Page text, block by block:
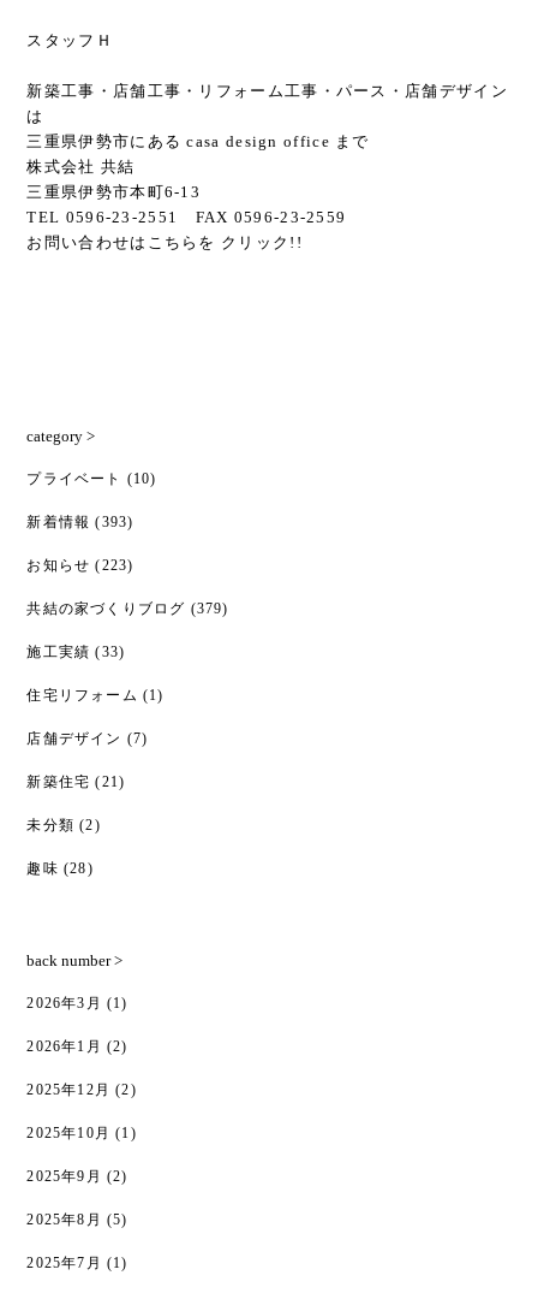
スタッフＨ
新築工事 ・ 店舗工事 ・ リフォーム工事 ・ パース ・ 店舗デザイン
は
三重県伊勢市にあるcasa design office まで
株式会社 共結
三重県伊勢市本町6-13
TEL 0596-23-2551 FAX 0596-23-2559
お問い合わせはこちらを クリック!!
category >
プライベート (10)
新着情報 (393)
お知らせ (223)
共結の家づくりブログ (379)
施工実績 (33)
住宅リフォーム (1)
店舗デザイン (7)
新築住宅 (21)
未分類 (2)
趣味 (28)
back number >
2026年3月 (1)
2026年1月 (2)
2025年12月 (2)
2025年10月 (1)
2025年9月 (2)
2025年8月 (5)
2025年7月 (1)